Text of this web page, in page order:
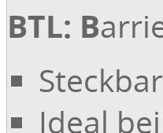
BTL: B
Steckbar
Ideal